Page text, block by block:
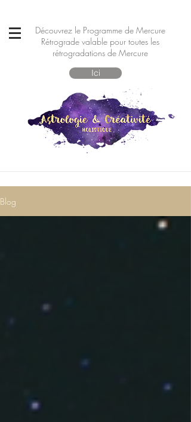
Découvrez le Programme de Mercure
Rétrograde valable pour toutes les
rétrogradations de Mercure
Ici
Blog